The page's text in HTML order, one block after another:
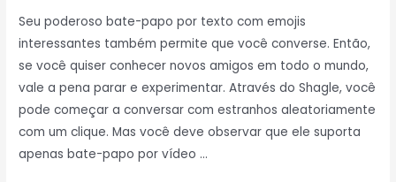
Seu poderoso bate-papo por texto com emojis
interessantes também permite que você converse. Então,
se você quiser conhecer novos amigos em todo o mundo,
vale a pena parar e experimentar. Através do Shagle, você
pode começar a conversar com estranhos aleatoriamente
com um clique. Mas você deve observar que ele suporta
apenas bate-papo por vídeo …